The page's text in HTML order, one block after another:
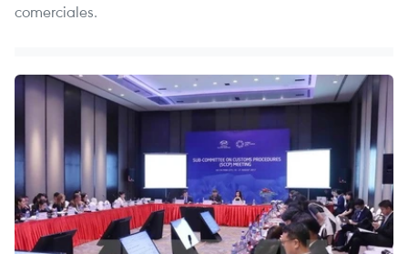
comerciales.